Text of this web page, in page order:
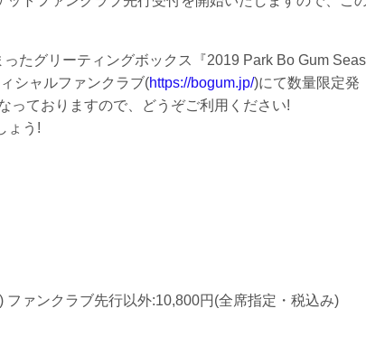
たグリーティングボックス『2019 Park Bo Gum Seas
シャルファンクラブ(https://bogum.jp/)にて数量限定発
っておりますので、どうぞご利用ください!
ょう!
ァンクラブ先行以外:10,800円(全席指定・税込み)